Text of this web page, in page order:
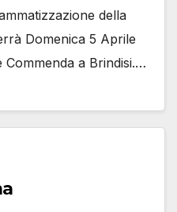
della
Domenica 5 Aprile
a Brindisi.…